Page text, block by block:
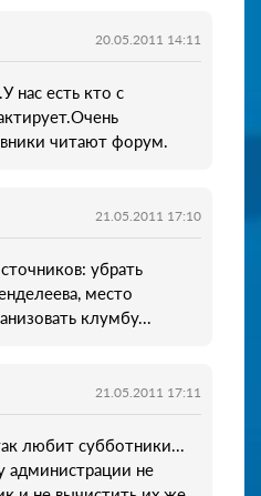
20.05.2011 14:11
нас есть кто с
читают форум.
21.05.2011 17:10
убрать
место
клумбу...
21.05.2011 17:11
любит субботники...
администрации не